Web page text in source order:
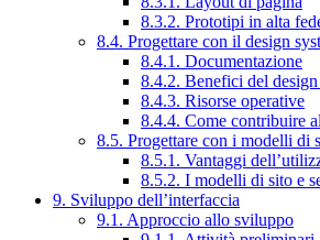
8.3.2. Prototipi in alta
8.4. Progettare con il design
8.4.1. Documentazione
8.4.2. Benefici del design
8.4.3. Risorse operative
8.4.4. Come contribuire
8.5. Progettare con i modelli di
8.5.1. Vantaggi
8.5.2. I modelli di sito e
9. Sviluppo dell’interfaccia
9.1. Approccio allo sviluppo